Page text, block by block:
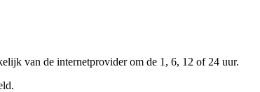
van de internetprovider om de 1, 6, 12 of 24 uur.